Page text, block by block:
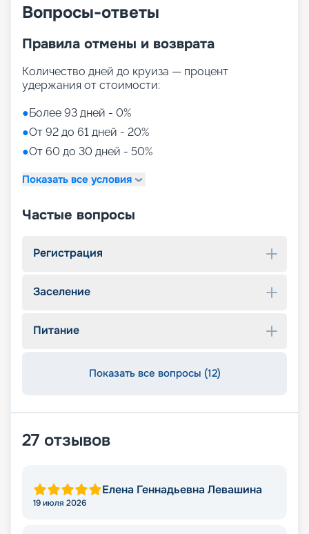
Вопросы-ответы
Правила отмены и возврата
Количество дней до круиза — процент
удержания от стоимости:
●Более 93 дней - 0%
●От 92 до 61 дней - 20%
●От 60 до 30 дней - 50%
Показать все условия
Частые вопросы
Регистрация
Заселение
Питание
Показать все вопросы (12)
27 отзывов
Елена Геннадьевна Левашина
19 июля 2026